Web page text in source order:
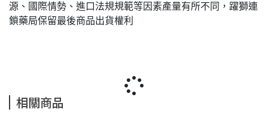
源、國際情勢、進口法規規範等因素產量有所不同，躍獅連
鎖藥局保留最後商品出貨權利
相關商品